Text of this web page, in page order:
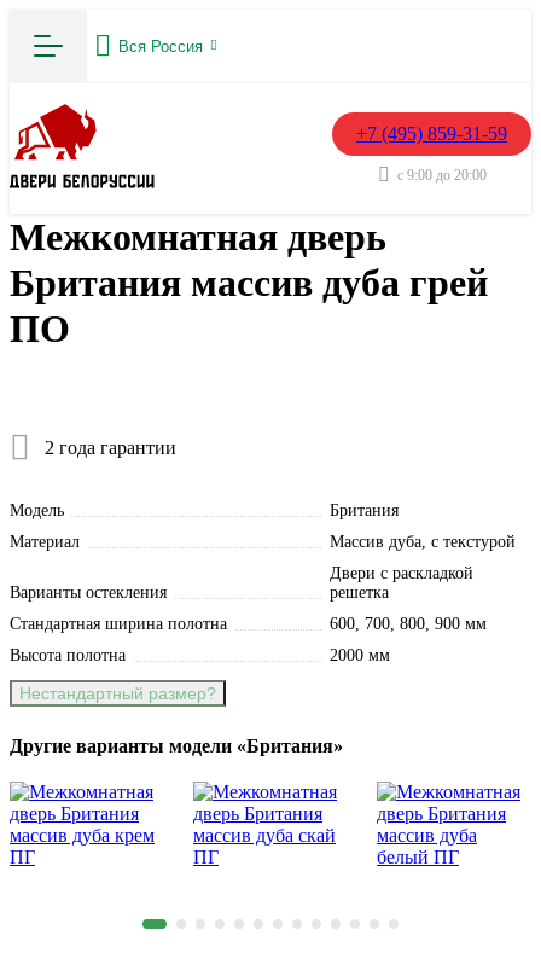
Вся Россия
+7 (495) 859-31-59
с 9:00 до 20:00
Межкомнатная дверь
Британия массив дуба грей
ПО
2 года гарантии
Модель
Британия
Материал
Массив дуба, с текстурой
Варианты остекления
Двери с раскладкой
решетка
Стандартная ширина полотна
600, 700, 800, 900 мм
Высота полотна
2000 мм
Нестандартный размер?
Другие варианты модели «Британия»